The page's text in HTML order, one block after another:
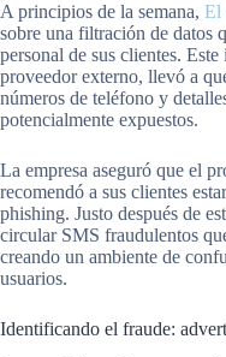
A principios de la semana, El
sobre una filtración de datos
personal de sus clientes.
proveedor externo, llevó a
números de teléfono y
potencialmente expuestos.
La empresa aseguró que el
recomendó a sus clientes
phishing. Justo después de
circular SMS fraudulentos
creando un ambiente de
usuarios.
Identificando el fraude: